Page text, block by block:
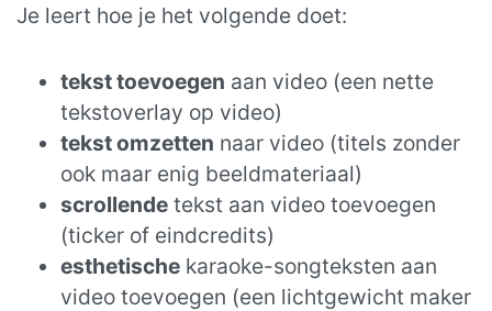
Je leert hoe je het volgende doet:
tekst toevoegen aan video (een nette
tekstoverlay op video)
tekst omzetten naar video (titels zonder
ook maar enig beeldmateriaal)
scrollende tekst aan video toevoegen
(ticker of eindcredits)
esthetische karaoke-songteksten aan
video toevoegen (een lichtgewicht maker